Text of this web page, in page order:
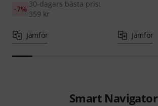
30-dagars bästa pris:
359 kr
-7%
Jämför Jämför
Smart Navigator